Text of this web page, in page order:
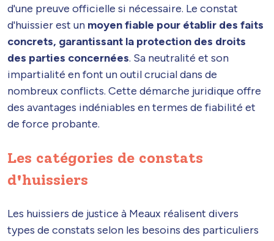
d'une preuve officielle si nécessaire. Le constat
d'huissier est un moyen fiable pour établir des faits
concrets, garantissant la protection des droits
des parties concernées. Sa neutralité et son
impartialité en font un outil crucial dans de
nombreux conflicts. Cette démarche juridique offre
des avantages indéniables en termes de fiabilité et
de force probante.
Les catégories de constats
d'huissiers
Les huissiers de justice à Meaux réalisent divers
types de constats selon les besoins des particuliers